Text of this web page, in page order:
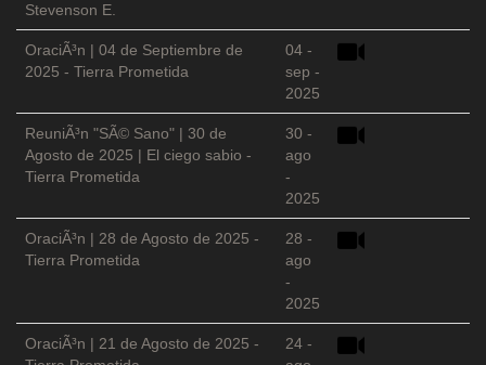
Stevenson E.
OraciÃ³n | 04 de Septiembre de
2025 - Tierra Prometida
04 -
sep -
2025
ReuniÃ³n "SÃ© Sano" | 30 de
Agosto de 2025 | El ciego sabio -
Tierra Prometida
30 -
ago
-
2025
OraciÃ³n | 28 de Agosto de 2025 -
Tierra Prometida
28 -
ago
-
2025
OraciÃ³n | 21 de Agosto de 2025 -
24 -